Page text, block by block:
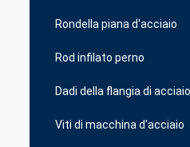
Rondella piana d'acciaio
Rod infilato perno
Dadi della flangia di
Viti di macchina d'acciaio